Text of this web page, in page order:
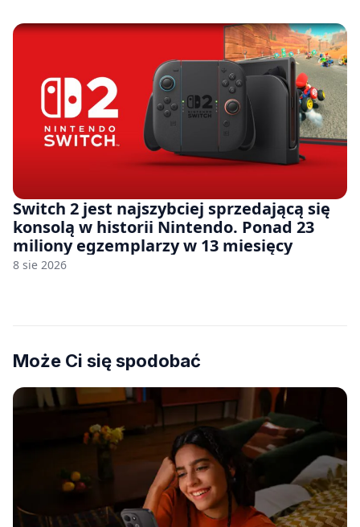
Switch 2 jest najszybciej sprzedającą się
konsolą w historii Nintendo. Ponad 23
miliony egzemplarzy w 13 miesięcy
8 sie 2026
Może Ci się spodobać